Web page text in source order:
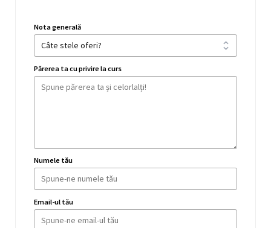
Nota generală
Părerea ta cu privire la curs
Numele tău
Email-ul tău